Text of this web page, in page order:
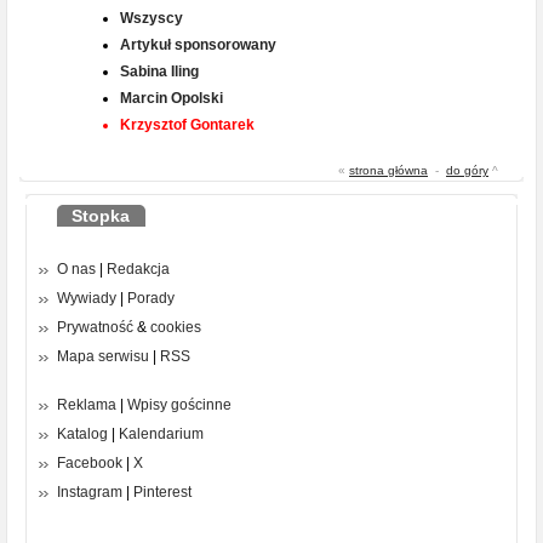
Wszyscy
Artykuł sponsorowany
Sabina Iling
Marcin Opolski
Krzysztof Gontarek
« strona główna - do góry ^
Stopka
O nas | Redakcja
Wywiady | Porady
Prywatność & cookies
Mapa serwisu | RSS
Reklama | Wpisy gościnne
Katalog | Kalendarium
Facebook | X
Instagram | Pinterest